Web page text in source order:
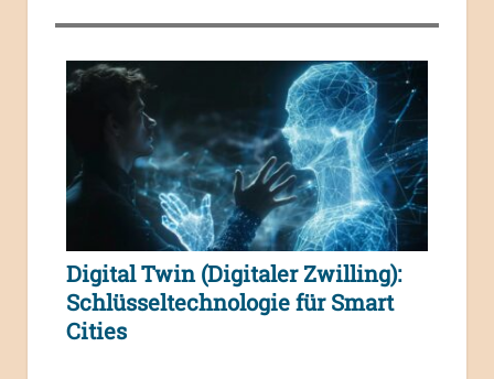
Digital Twin (Digitaler Zwilling):
Schlüsseltechnologie für Smart
Cities